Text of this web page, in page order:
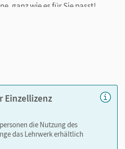
ganz wie es für Sie passt!
und Diagnosebogen
(Audio-Dateien mit
Einzellizenz
die Nutzung des
das Lehrwerk erhältlich